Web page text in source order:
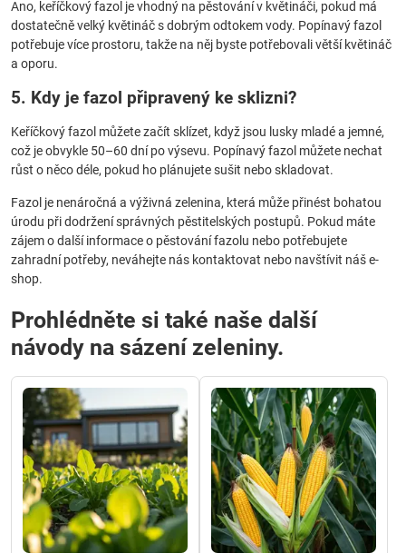
Ano, keříčkový fazol je vhodný na pěstování v květináči, pokud má
dostatečně velký květináč s dobrým odtokem vody. Popínavý fazol
potřebuje více prostoru, takže na něj byste potřebovali větší květináč
a oporu.
5. Kdy je fazol připravený ke sklizni?
Keříčkový fazol můžete začít sklízet, když jsou lusky mladé a jemné,
což je obvykle 50–60 dní po výsevu. Popínavý fazol můžete nechat
růst o něco déle, pokud ho plánujete sušit nebo skladovat.
Fazol je nenáročná a výživná zelenina, která může přinést bohatou
úrodu při dodržení správných pěstitelských postupů. Pokud máte
zájem o další informace o pěstování fazolu nebo potřebujete
zahradní potřeby, neváhejte nás kontaktovat nebo navštívit náš e-
shop.
Prohlédněte si také naše další
návody na sázení zeleniny.